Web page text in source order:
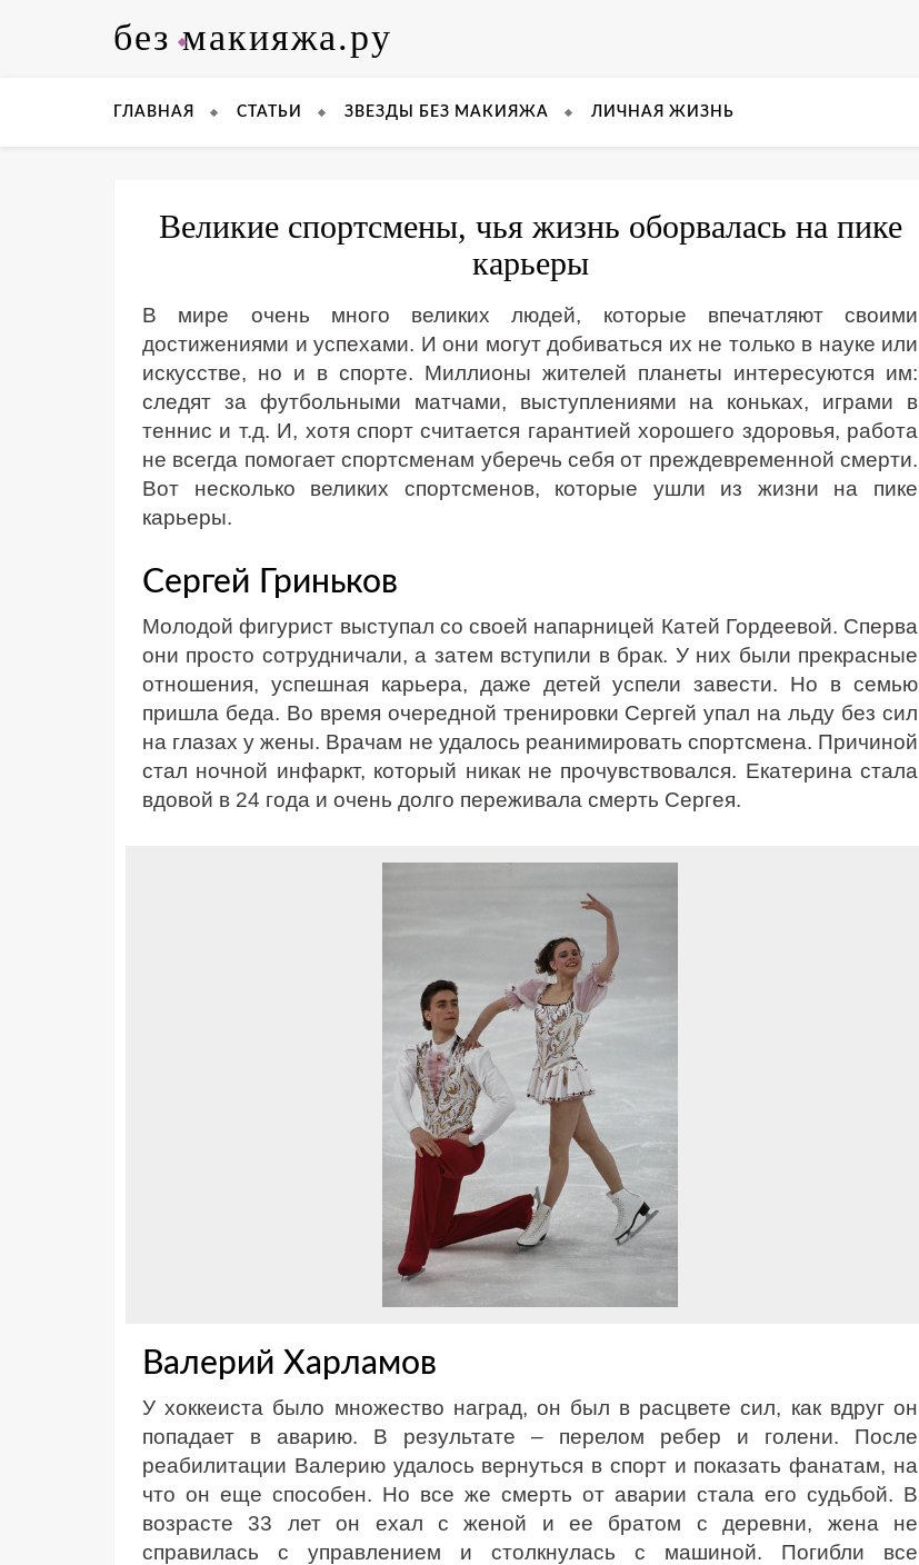
без макияжа.ру
ГЛАВНАЯ СТАТЬИ ЗВЕЗДЫ БЕЗ МАКИЯЖА ЛИЧНАЯ ЖИЗНЬ
Великие спортсмены, чья жизнь оборвалась на пике
карьеры
В мире очень много великих людей, которые впечатляют своими
достижениями и успехами. И они могут добиваться их не только в науке или
искусстве, но и в спорте. Миллионы жителей планеты интересуются им:
следят за футбольными матчами, выступлениями на коньках, играми в
теннис и т.д. И, хотя спорт считается гарантией хорошего здоровья, работа
не всегда помогает спортсменам уберечь себя от преждевременной смерти.
Вот несколько великих спортсменов, которые ушли из жизни на пике
карьеры.
Сергей Гриньков
Молодой фигурист выступал со своей напарницей Катей Гордеевой. Сперва
они просто сотрудничали, а затем вступили в брак. У них были прекрасные
отношения, успешная карьера, даже детей успели завести. Но в семью
пришла беда. Во время очередной тренировки Сергей упал на льду без сил
на глазах у жены. Врачам не удалось реанимировать спортсмена. Причиной
стал ночной инфаркт, который никак не прочувствовался. Екатерина стала
вдовой в 24 года и очень долго переживала смерть Сергея.
Валерий Харламов
У хоккеиста было множество наград, он был в расцвете сил, как вдруг он
попадает в аварию. В результате – перелом ребер и голени. После
реабилитации Валерию удалось вернуться в спорт и показать фанатам, на
что он еще способен. Но все же смерть от аварии стала его судьбой. В
возрасте 33 лет он ехал с женой и ее братом с деревни, жена не
справилась с управлением и столкнулась с машиной. Погибли все